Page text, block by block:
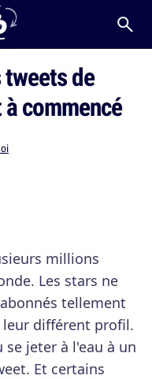
de
commencé
millions
Les stars ne
tellement
différent profil.
jeter à l'eau à un
Et certains